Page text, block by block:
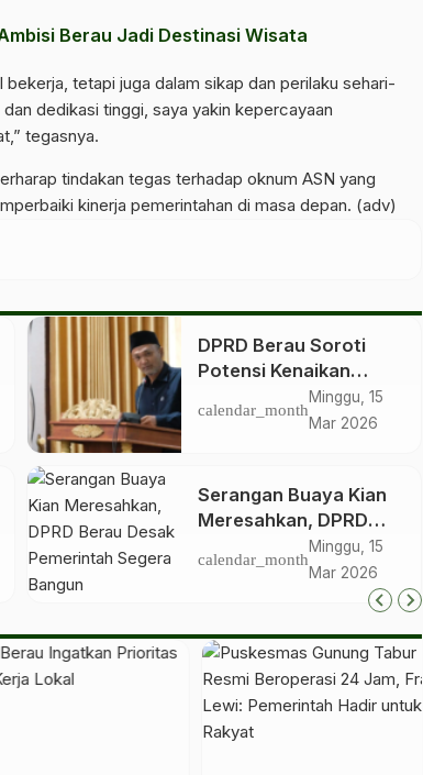
Berau Jadi Destinasi Wisata
bekerja, tetapi juga dalam sikap dan perilaku sehari-
dedikasi tinggi, saya yakin kepercayaan
tegasnya.
tindakan tegas terhadap oknum ASN yang
kinerja pemerintahan di masa depan. (adv)
DPRD Berau Soroti
Potensi Kenaikan
Harga Sembako Jelang
Idulfitri
calendar_month
Minggu, 15
Mar 2026
Serangan Buaya Kian
Meresahkan, DPRD
Berau Desak
Pemerintah Segera
Bangun Penangkaran
calendar_month
Minggu, 15
Mar 2026